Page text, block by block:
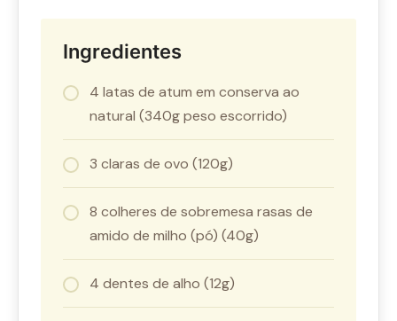
Ingredientes
4 latas de atum em conserva ao
natural (340g peso escorrido)
3 claras de ovo (120g)
8 colheres de sobremesa rasas de
amido de milho (pó) (40g)
4 dentes de alho (12g)